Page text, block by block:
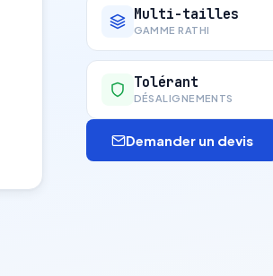
Multi-tailles
GAMME RATHI
Tolérant
DÉSALIGNEMENTS
Demander un devis